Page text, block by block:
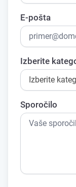
E-pošta
Izberite
Sporočilo